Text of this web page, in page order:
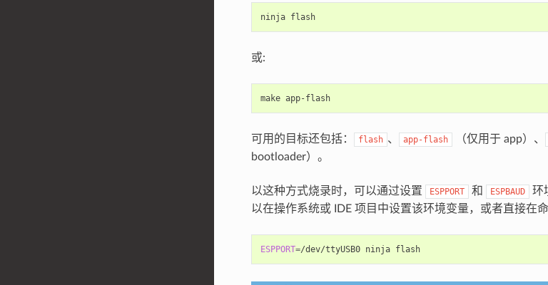
ninja flash
或:
make app-flash
可用的目标还包括： flash 、 app-flash （仅用于 app）、
bootloader）。
以这种方式烧录时，可以通过设置 ESPPORT 和 ESPBAUD
环
以在操作系统或 IDE 项目中设置该环境变量，或者直接在
ESPPORT=/dev/ttyUSB0 ninja flash